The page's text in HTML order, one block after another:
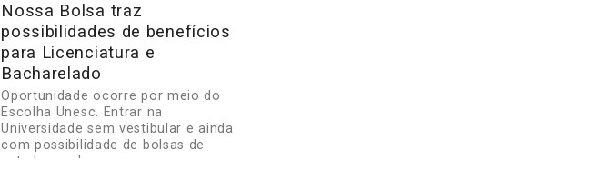
Nossa Bolsa traz
possibilidades de benefícios
para Licenciatura e
Bacharelado
Oportunidade ocorre por meio do
Escolha Unesc. Entrar na
Universidade sem vestibular e ainda
com possibilidade de bolsas de
estudos pode parecer...